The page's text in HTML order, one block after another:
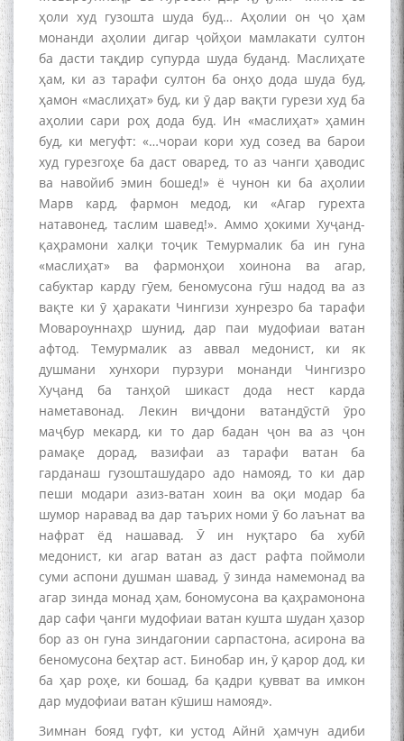
ҳоли худ гузошта шуда буд… Аҳолии он ҷо ҳам
монанди аҳолии дигар ҷойҳои мамлакати султон
ба дасти тақдир супурда шуда буданд. Маслиҳате
ҳам, ки аз тарафи султон ба онҳо дода шуда буд,
ҳамон «маслиҳат» буд, ки ӯ дар вақти гурези худ ба
аҳолии сари роҳ дода буд. Ин «маслиҳат» ҳамин
буд, ки мегуфт: «…чораи кори худ созед ва барои
худ гурезгоҳе ба даст оваред, то аз чанги ҳаводис
ва навойиб эмин бошед!» ё чунон ки ба аҳолии
Марв кард, фармон медод, ки «Агар гурехта
натавонед, таслим шавед!». Аммо ҳокими Хуҷанд-
қаҳрамони халқи тоҷик Темурмалик ба ин гуна
«маслиҳат» ва фармонҳои хоинона ва агар,
сабуктар карду гӯем, беномусона гӯш надод ва аз
вақте ки ӯ ҳаракати Чингизи хунрезро ба тарафи
Мовароуннаҳр шунид, дар паи мудофиаи ватан
афтод. Темурмалик аз аввал медонист, ки як
душмани хунхори пурзури монанди Чингизро
Хуҷанд ба танҳоӣ шикаст дода нест карда
наметавонад. Лекин виҷдони ватандӯстӣ ӯро
маҷбур мекард, ки то дар бадан ҷон ва аз ҷон
рамақе дорад, вазифаи аз тарафи ватан ба
гарданаш гузошташударо адо намояд, то ки дар
пеши модари азиз-ватан хоин ва оқи модар ба
шумор наравад ва дар таърих номи ӯ бо лаънат ва
нафрат ёд нашавад. Ӯ ин нуқтаро ба хубӣ
медонист, ки агар ватан аз даст рафта поймоли
суми аспони душман шавад, ӯ зинда намемонад ва
агар зинда монад ҳам, бономусона ва қаҳрамонона
дар сафи ҷанги мудофиаи ватан кушта шудан ҳазор
бор аз он гуна зиндагонии сарпастона, асирона ва
беномусона беҳтар аст. Бинобар ин, ӯ қарор дод, ки
ба ҳар роҳе, ки бошад, ба қадри қувват ва имкон
дар мудофиаи ватан кӯшиш намояд».
Зимнан бояд гуфт, ки устод Айнӣ ҳамчун адиби